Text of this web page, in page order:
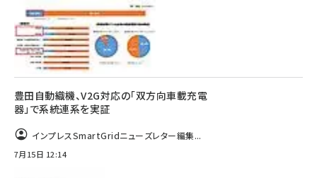
豊田自動織機、V2G対応の「双方向車載充電
器」で系統連系を実証
インプレスSmartGridニューズレター編集...
7月15日 12:14